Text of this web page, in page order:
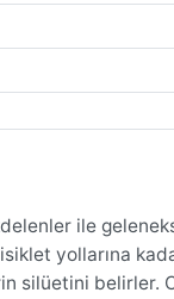
ile
yollarına
silüetini belirler.